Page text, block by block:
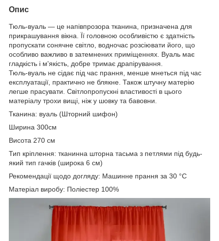
Опис
Тюль-вуаль — це напівпрозора тканина, призначена для
прикрашування вікна. Її головною особливістю є здатність
пропускати сонячне світло, водночас розсіювати його, що
особливо важливо в затемнених приміщеннях. Вуаль має
гладкість і м'якість, добре тримає драпірування.
Тюль-вуаль не сідає під час прання, менше мнеться під час
експлуатації, практично не блякне. Також штучну матерію
легше прасувати. Світлопропускні властивості в цього
матеріалу трохи вищі, ніж у шовку та бавовни.
Тканина: вуаль (Шторний шифон)
Ширина 300см
Висота 270 см
Тип кріплення: тканинна шторна тасьма з петлями під будь-
який тип гачків (широка 6 см)
Рекомендації щодо догляду: Машинне прання за 30 °C
Матеріал виробу: Поліестер 100%